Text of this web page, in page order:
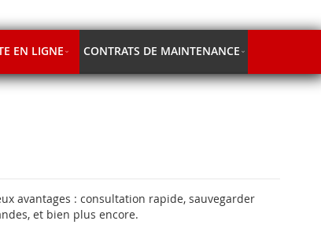
EN LIGNE CONTRATS DE MAINTENANCE
avantages : consultation rapide, sauvegarder
et bien plus encore.